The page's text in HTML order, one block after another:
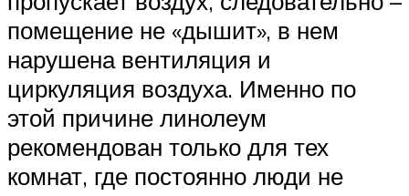
помещение не «дышит», в нем
нарушена вентиляция и
циркуляция воздуха. Именно по
этой причине линолеум
рекомендован только для тех
комнат, где постоянно люди не